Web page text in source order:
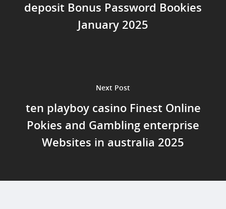
deposit Bonus Password Bookies
January 2025
Next Post
ten playboy casino Finest Online
Pokies and Gambling enterprise
Websites in australia 2025